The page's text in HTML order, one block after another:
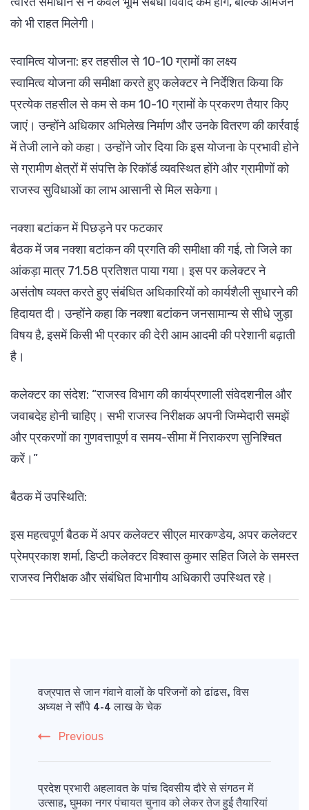
को भी राहत मिलेगी।
स्वामित्व योजना: हर तहसील से 10-10 ग्रामों का लक्ष्य
स्वामित्व योजना की समीक्षा करते हुए कलेक्टर ने निर्देशित किया कि
प्रत्येक तहसील से कम से कम 10-10 ग्रामों के प्रकरण तैयार किए
जाएं। उन्होंने अधिकार अभिलेख निर्माण और उनके वितरण की कार्रवाई
में तेजी लाने को कहा। उन्होंने जोर दिया कि इस योजना के प्रभावी होने
से ग्रामीण क्षेत्रों में संपत्ति के रिकॉर्ड व्यवस्थित होंगे और ग्रामीणों को
राजस्व सुविधाओं का लाभ आसानी से मिल सकेगा।
नक्शा बटांकन में पिछड़ने पर फटकार
बैठक में जब नक्शा बटांकन की प्रगति की समीक्षा की गई, तो जिले का
आंकड़ा मात्र 71.58 प्रतिशत पाया गया। इस पर कलेक्टर ने
असंतोष व्यक्त करते हुए संबंधित अधिकारियों को कार्यशैली सुधारने की
हिदायत दी। उन्होंने कहा कि नक्शा बटांकन जनसामान्य से सीधे जुड़ा
विषय है, इसमें किसी भी प्रकार की देरी आम आदमी की परेशानी बढ़ाती
है।
कलेक्टर का संदेश: “राजस्व विभाग की कार्यप्रणाली संवेदशनील और
जवाबदेह होनी चाहिए। सभी राजस्व निरीक्षक अपनी जिम्मेदारी समझें
और प्रकरणों का गुणवत्तापूर्ण व समय-सीमा में निराकरण सुनिश्चित
करें।”
बैठक में उपस्थिति:
इस महत्वपूर्ण बैठक में अपर कलेक्टर सीएल मारकण्डेय, अपर कलेक्टर
प्रेमप्रकाश शर्मा, डिप्टी कलेक्टर विश्वास कुमार सहित जिले के समस्त
राजस्व निरीक्षक और संबंधित विभागीय अधिकारी उपस्थित रहे।
Navigation
वज्रपात से जान गंवाने वालों के परिजनों को ढांढस, विस
अध्यक्ष ने सौंपे 4-4 लाख के चेक
Previous
प्रदेश प्रभारी अहलावत के पांच दिवसीय दौरे से संगठन में
उत्साह, घुमका नगर पंचायत चुनाव को लेकर तेज हुई तैयारियां